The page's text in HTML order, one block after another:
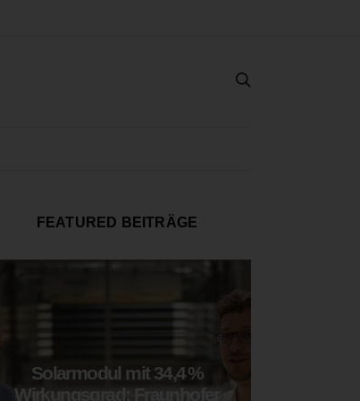
FEATURED BEITRÄGE
Solarmodul mit 34,4 %
Wirkungsgrad: Fraunhofer